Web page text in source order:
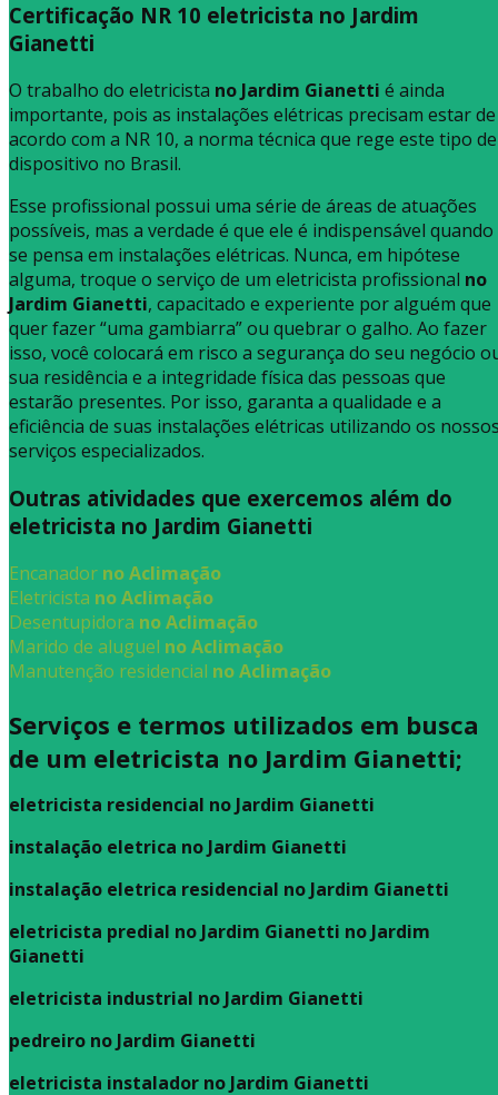
Certificação NR 10 eletricista no Jardim
Gianetti
O trabalho do eletricista no Jardim Gianetti é ainda
importante, pois as instalações elétricas precisam estar de
acordo com a NR 10, a norma técnica que rege este tipo de
dispositivo no Brasil.
Esse profissional possui uma série de áreas de atuações
possíveis, mas a verdade é que ele é indispensável quando
se pensa em instalações elétricas. Nunca, em hipótese
alguma, troque o serviço de um eletricista profissional no
Jardim Gianetti, capacitado e experiente por alguém que
quer fazer “uma gambiarra” ou quebrar o galho. Ao fazer
isso, você colocará em risco a segurança do seu negócio
sua residência e a integridade física das pessoas que
estarão presentes. Por isso, garanta a qualidade e a
eficiência de suas instalações elétricas utilizando os
serviços especializados.
Outras atividades que exercemos além do
eletricista no Jardim Gianetti
Encanador no Aclimação
Eletricista no Aclimação
Desentupidora no Aclimação
Marido de aluguel no Aclimação
Manutenção residencial no Aclimação
Serviços e termos utilizados em busca
de um eletricista no Jardim Gianetti;
eletricista residencial no Jardim Gianetti
instalação eletrica no Jardim Gianetti
instalação eletrica residencial no Jardim Gianetti
eletricista predial no Jardim Gianetti no Jardim
Gianetti
eletricista industrial no Jardim Gianetti
pedreiro no Jardim Gianetti
eletricista instalador no Jardim Gianetti